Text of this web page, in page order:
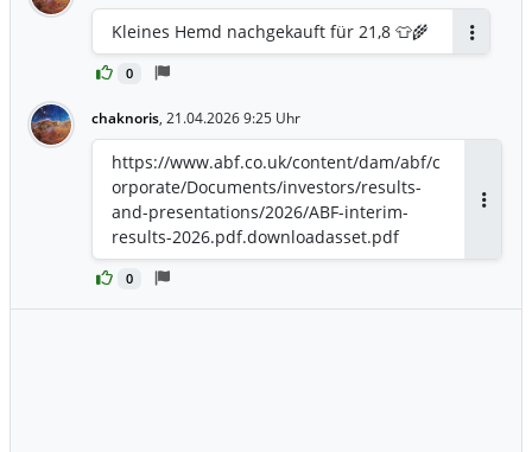
0
Kleines Hemd nachgekauft für 21,8 👕🌾
chaknoris, 21.04.2026 9:25 Uhr
0
https://www.abf.co.uk/content/dam/abf/c
orporate/Documents/investors/results-
and-presentations/2026/ABF-interim-
results-2026.pdf.downloadasset.pdf